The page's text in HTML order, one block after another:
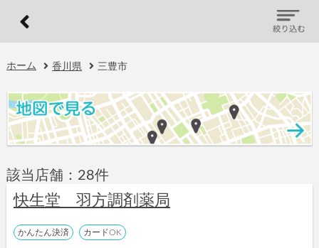
ホーム 香川県 三豊市
該当店舗：28件
快生堂 羽方調剤薬局
かんたん決済 カードOK